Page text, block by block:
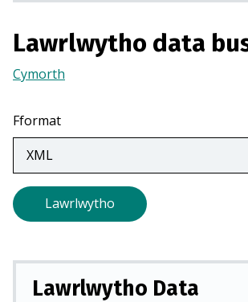
w
n
n
w
Lawrlwytho data
Cymorth
tab
Fformat
Lawrlwytho
Lawrlwytho Data